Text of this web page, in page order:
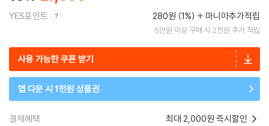
YES포인트 280원 (1%) 마니아추가적립
5만원 이상 구매 시 2천원 추가 적립
사용 가능한 쿠폰 받기
앱 다운 시 1천원 상품권
결제혜택 최대 2,000원 즉시할인